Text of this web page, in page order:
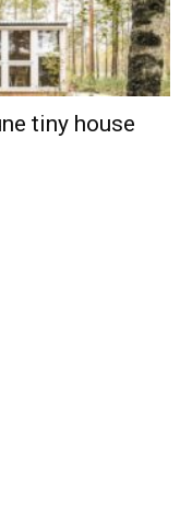
tiny house